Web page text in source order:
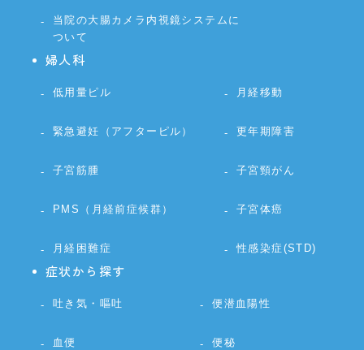
当院の大腸カメラ内視鏡システムに
ついて
婦人科
低用量ピル 月経移動
緊急避妊（アフターピル） 更年期障害
子宮筋腫 子宮頸がん
PMS（月経前症候群） 子宮体癌
月経困難症 性感染症(STD)
症状から探す
吐き気・嘔吐 便潜血陽性
血便 便秘